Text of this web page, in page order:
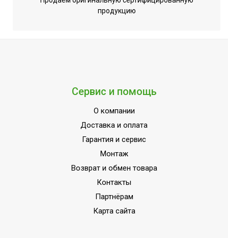
продукцию
Сервис и помощь
О компании
Доставка и оплата
Гарантия и сервис
Монтаж
Возврат и обмен товара
Контакты
Партнёрам
Карта сайта